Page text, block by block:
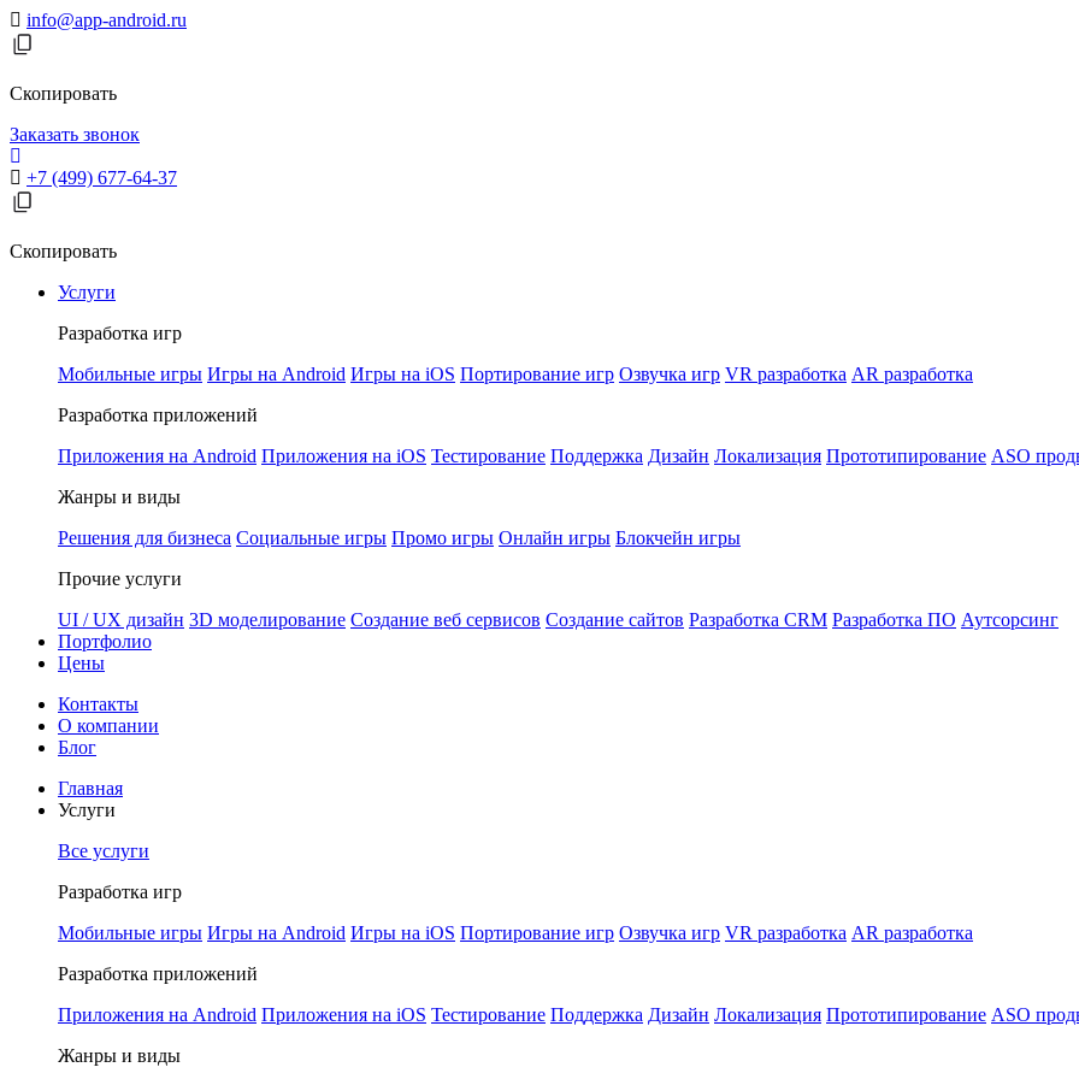
info@app-android.ru
Скопировать
Заказать звонок
+7 (499) 677-64-37
Скопировать
Услуги
Разработка игр
Мобильные игры Игры на Android Игры на iOS Портирование игр Озвучка игр VR разработка AR разработка
Разработка приложений
Приложения на Android Приложения на iOS Тестирование Поддержка Дизайн Локализация Прототипирование ASO
Жанры и виды
Решения для бизнеса Социальные игры Промо игры Онлайн игры Блокчейн игры
Прочие услуги
UI / UX дизайн 3D моделирование Создание веб сервисов Создание сайтов Разработка CRM Разработка ПО Аутсорсинг
Портфолио
Цены
Контакты
О компании
Блог
Главная
Услуги
Все услуги
Разработка игр
Мобильные игры Игры на Android Игры на iOS Портирование игр Озвучка игр VR разработка AR разработка
Разработка приложений
Приложения на Android Приложения на iOS Тестирование Поддержка Дизайн Локализация Прототипирование ASO
Жанры и виды